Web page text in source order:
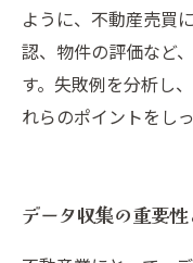
ように、不動産売買
認、物件の評価など
す。失敗例を分析し
れらのポイントをし
データ収集の重要